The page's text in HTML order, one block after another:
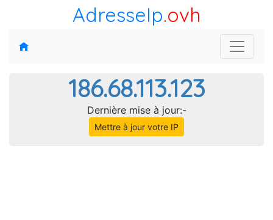
AdresseIp.ovh
186.68.113.123
Dernière mise à jour:-
Mettre à jour votre IP